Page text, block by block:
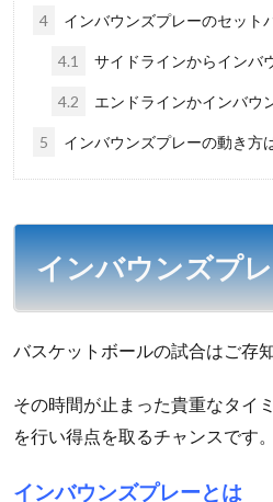
4 インバウンズプレーのセット
4.1 サイドラインからインバ
4.2 エンドラインかインバウ
5 インバウンズプレーの動き方
インバウンズプ
バスケットボールの試合はご存
その時間が止まった貴重なタイ
を行い得点を取るチャンスです。
インバウンズプレーとは